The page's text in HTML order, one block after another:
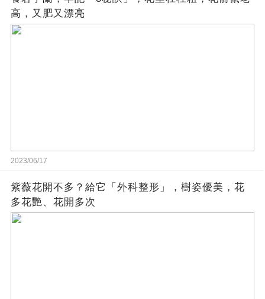
高，又肥又漂亮
2023/06/17
紫薇花開不多？給它「外科整形」，樹姿優美，花
多花艷、花開多次